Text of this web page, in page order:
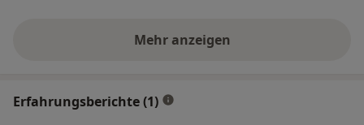
Mehr anzeigen
Erfahrungsberichte (1)